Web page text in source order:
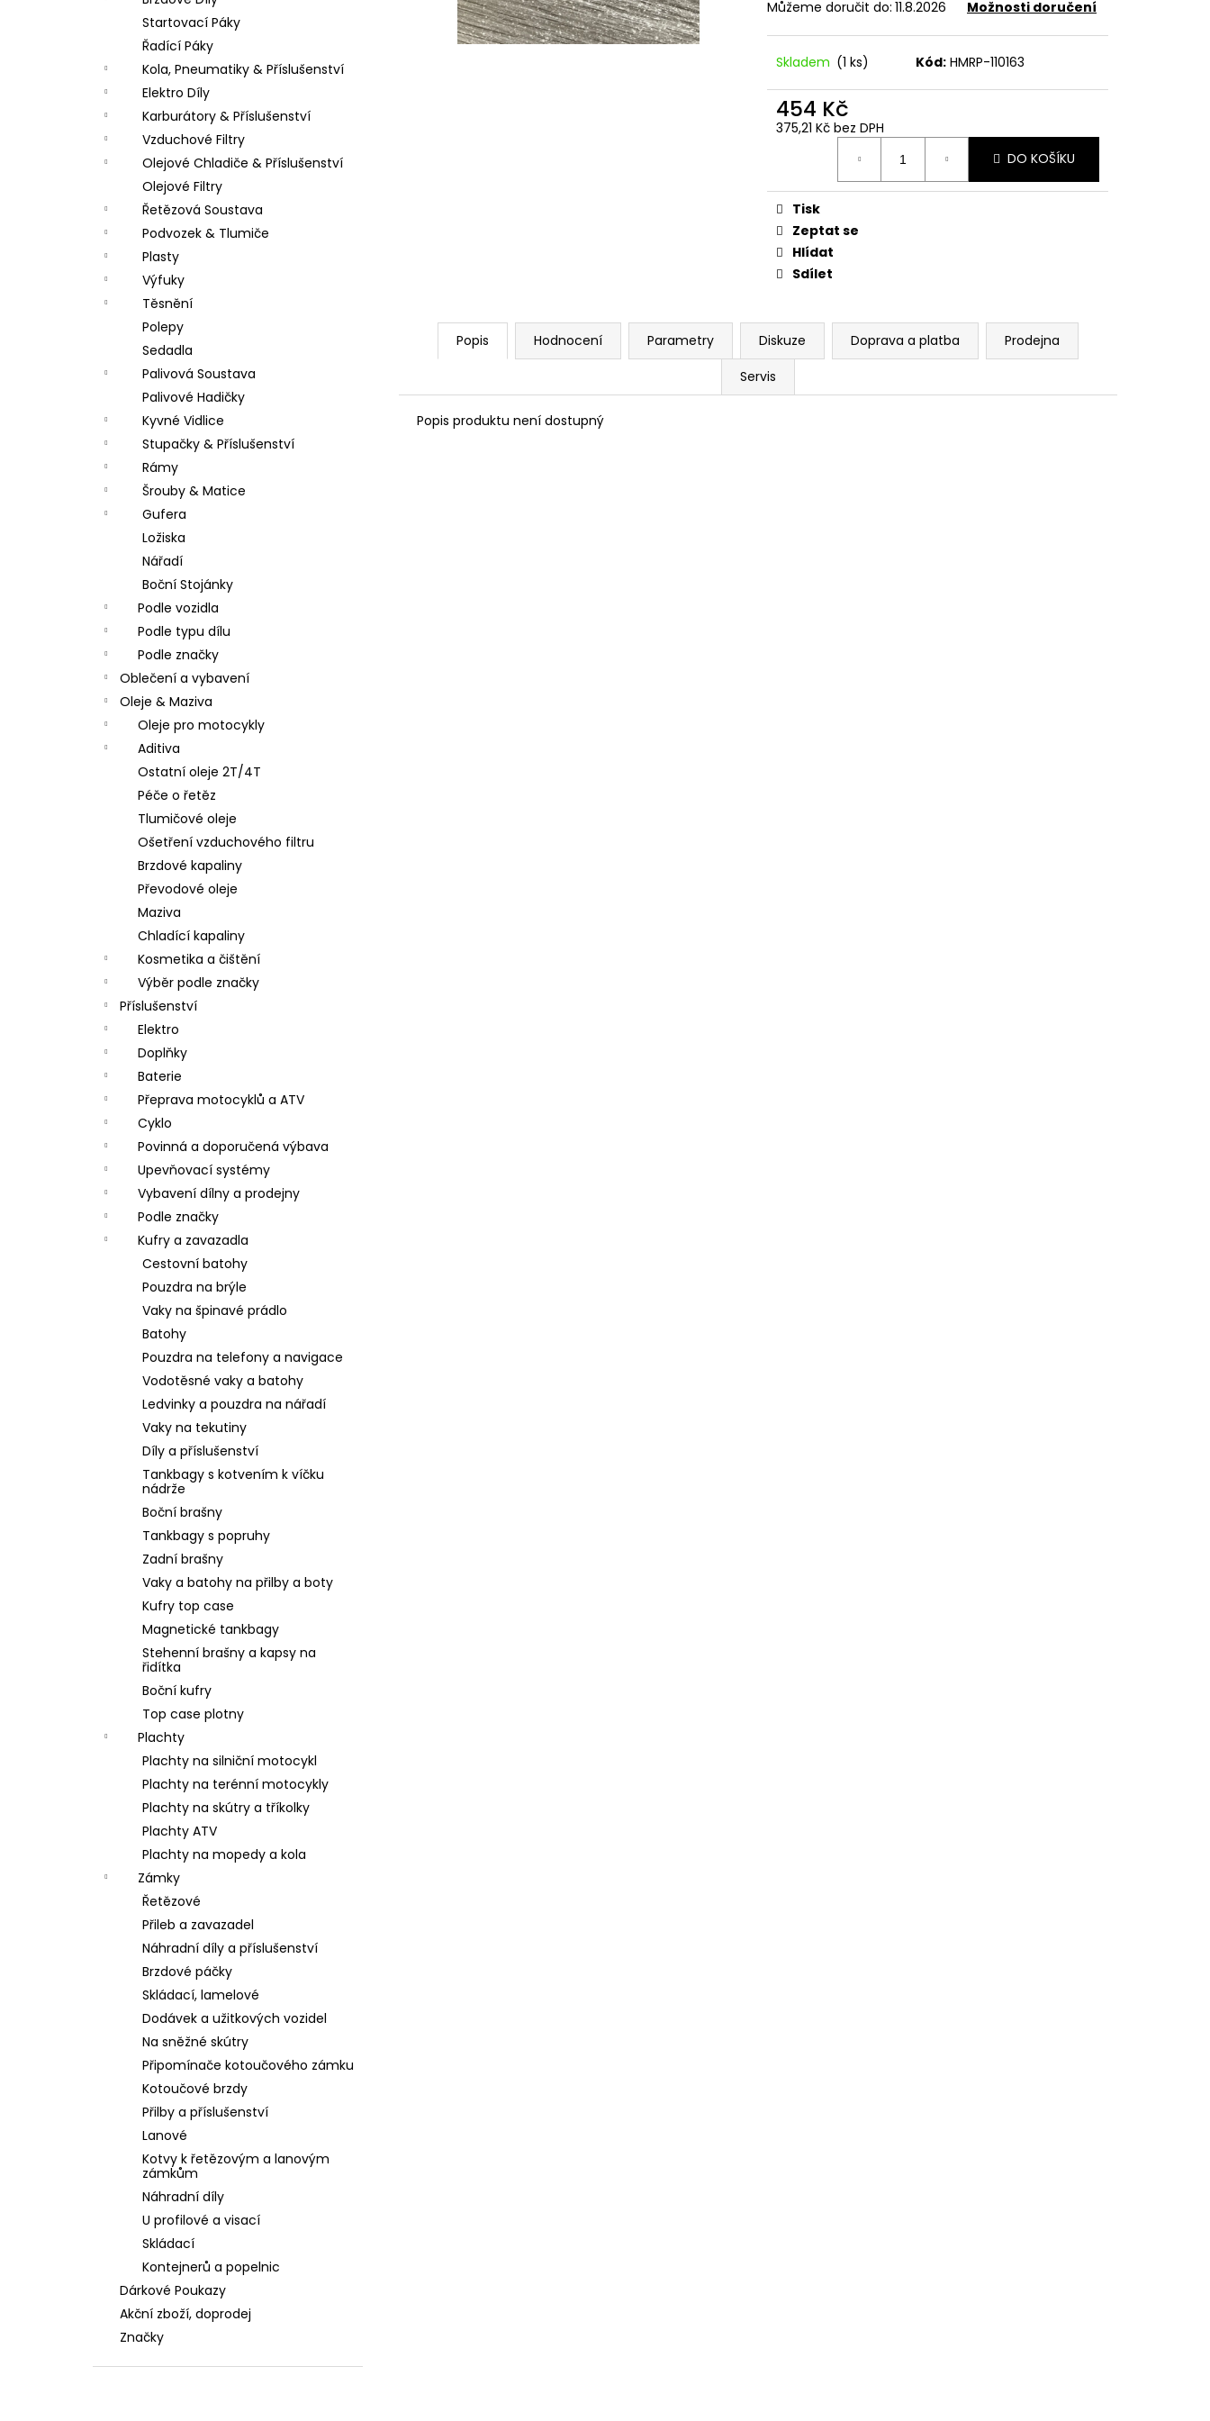
Startovací Páky
Řadící Páky
Kola, Pneumatiky & Příslušenství
Elektro Díly
Karburátory & Příslušenství
Vzduchové Filtry
Olejové Chladiče & Příslušenství
Olejové Filtry
Řetězová Soustava
Podvozek & Tlumiče
Plasty
Výfuky
Těsnění
Polepy
Sedadla
Palivová Soustava
Palivové Hadičky
Kyvné Vidlice
Stupačky & Příslušenství
Rámy
Šrouby & Matice
Gufera
Ložiska
Nářadí
Boční Stojánky
Podle vozidla
Podle typu dílu
Podle značky
Oblečení a vybavení
Oleje & Maziva
Oleje pro motocykly
Aditiva
Ostatní oleje 2T/4T
Péče o řetěz
Tlumičové oleje
Ošetření vzduchového filtru
Brzdové kapaliny
Převodové oleje
Maziva
Chladící kapaliny
Kosmetika a čištění
Výběr podle značky
Příslušenství
Elektro
Doplňky
Baterie
Přeprava motocyklů a ATV
Cyklo
Povinná a doporučená výbava
Upevňovací systémy
Vybavení dílny a prodejny
Podle značky
Kufry a zavazadla
Cestovní batohy
Pouzdra na brýle
Vaky na špinavé prádlo
Batohy
Pouzdra na telefony a navigace
Vodotěsné vaky a batohy
Ledvinky a pouzdra na nářadí
Vaky na tekutiny
Díly a příslušenství
Tankbagy s kotvením k víčku
nádrže
Boční brašny
Tankbagy s popruhy
Zadní brašny
Vaky a batohy na přilby a boty
Kufry top case
Magnetické tankbagy
Stehenní brašny a kapsy na
řidítka
Boční kufry
Top case plotny
Plachty
Plachty na silniční motocykl
Plachty na terénní motocykly
Plachty na skútry a tříkolky
Plachty ATV
Plachty na mopedy a kola
Zámky
Řetězové
Přileb a zavazadel
Náhradní díly a příslušenství
Brzdové páčky
Skládací, lamelové
Dodávek a užitkových vozidel
Na sněžné skútry
Připomínače kotoučového zámku
Kotoučové brzdy
Přilby a příslušenství
Lanové
Kotvy k řetězovým a lanovým
zámkům
Náhradní díly
U profilové a visací
Skládací
Kontejnerů a popelnic
Dárkové Poukazy
Akční zboží, doprodej
Značky
Můžeme doručit do: 11.8.2026 Možnosti doručení
Skladem (1 ks) Kód: HMRP-110163
454 Kč
375,21 Kč bez DPH
DO KOŠÍKU
Tisk
Zeptat se
Hlídat
Sdílet
Popis Hodnocení Parametry Diskuze Doprava a platba
Prodejna
Servis
Popis produktu není dostupný
PITBIKE DUŠE PŘEDNÍ 14 PALCŮ
200 Kč
PITBIKE SPOJKOVÉ LANKO 94CM, VÝSUV
6CM STOMP, DEMONX ,WPB
ŠROUBY K UCHYCENÍ MOTORU,
M8X115MM, M8X105MM STOMP,
DEMONX, WPB